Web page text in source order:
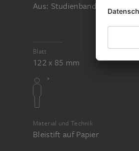
Aus: Studienband 28, Seite
Blatt
122 x 85 mm
Material und Technik
Bleistift auf Papier